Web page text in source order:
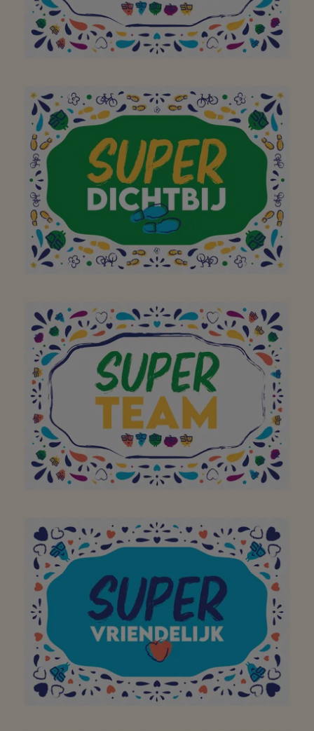
Aan het hele team om
van jullie buurtsuper zo
een geweldige plek te
maken. Bedankt! Doe zo
verder!
Aan mijn favoriete
buurtsuper waar ik met
plezier, en met de fiets
of te voet,
boodschappen kan gaan
doen! Bedankt!
Aan het hele team om
van jullie buurtsuper zo
een geweldige plek te
maken. Bedankt! Doe zo
verder!